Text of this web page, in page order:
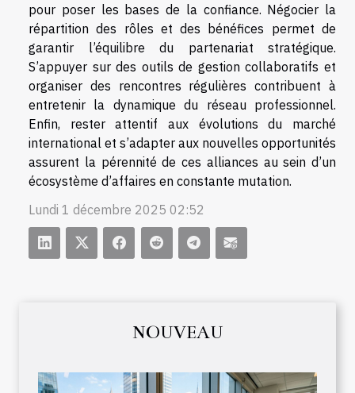
NOUVEAU
pour poser les bases de la confiance. Négocier la
répartition des rôles et des bénéfices permet de
garantir l’équilibre du partenariat stratégique.
S’appuyer sur des outils de gestion collaboratifs et
organiser des rencontres régulières contribuent à
entretenir la dynamique du réseau professionnel.
Enfin, rester attentif aux évolutions du marché
international et s’adapter aux nouvelles opportunités
assurent la pérennité de ces alliances au sein d’un
écosystème d’affaires en constante mutation.
Lundi 1 décembre 2025 02:52